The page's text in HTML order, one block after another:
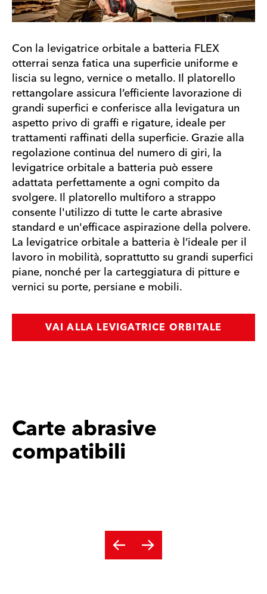
Con la levigatrice orbitale a batteria FLEX
otterrai senza fatica una superficie uniforme e
liscia su legno, vernice o metallo. Il platorello
rettangolare assicura l’efficiente lavorazione di
grandi superfici e conferisce alla levigatura un
aspetto privo di graffi e rigature, ideale per
trattamenti raffinati della superficie. Grazie alla
regolazione continua del numero di giri, la
levigatrice orbitale a batteria può essere
adattata perfettamente a ogni compito da
svolgere. Il platorello multiforo a strappo
consente l'utilizzo di tutte le carte abrasive
standard e un'efficace aspirazione della polvere.
La levigatrice orbitale a batteria è l’ideale per il
lavoro in mobilità, soprattutto su grandi superfici
piane, nonché per la carteggiatura di pitture e
vernici su porte, persiane e mobili.
VAI ALLA LEVIGATRICE ORBITALE
Carte abrasive
compatibili